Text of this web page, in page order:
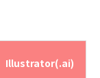
Illustrator(.ai)